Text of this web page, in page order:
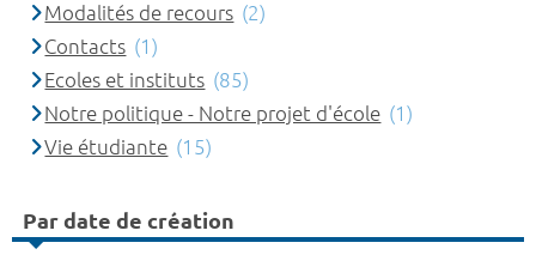
Modalités de recours (2)
Contacts (1)
Ecoles et instituts (85)
Notre politique - Notre projet d'école (1)
Vie étudiante (15)
Par date de création